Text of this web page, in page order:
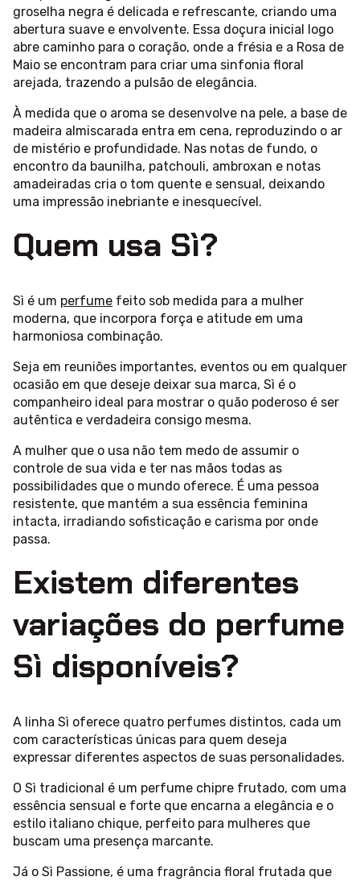
groselha negra é delicada e refrescante, criando uma
abertura suave e envolvente. Essa doçura inicial logo
abre caminho para o coração, onde a frésia e a Rosa de
Maio se encontram para criar uma sinfonia floral
arejada, trazendo a pulsão de elegância.
À medida que o aroma se desenvolve na pele, a base de
madeira almiscarada entra em cena, reproduzindo o ar
de mistério e profundidade. Nas notas de fundo, o
encontro da baunilha, patchouli, ambroxan e notas
amadeiradas cria o tom quente e sensual, deixando
uma impressão inebriante e inesquecível.
Quem usa Sì?
Sì é um perfume feito sob medida para a mulher
moderna, que incorpora força e atitude em uma
harmoniosa combinação.
Seja em reuniões importantes, eventos ou em qualquer
ocasião em que deseje deixar sua marca, Sì é o
companheiro ideal para mostrar o quão poderoso é ser
autêntica e verdadeira consigo mesma.
A mulher que o usa não tem medo de assumir o
controle de sua vida e ter nas mãos todas as
possibilidades que o mundo oferece. É uma pessoa
resistente, que mantém a sua essência feminina
intacta, irradiando sofisticação e carisma por onde
passa.
Existem diferentes
variações do perfume
Sì disponíveis?
A linha Sì oferece quatro perfumes distintos, cada um
com características únicas para quem deseja
expressar diferentes aspectos de suas personalidades.
O Sì tradicional é um perfume chipre frutado, com uma
essência sensual e forte que encarna a elegância e o
estilo italiano chique, perfeito para mulheres que
buscam uma presença marcante.
Já o Sì Passione, é uma fragrância floral frutada que